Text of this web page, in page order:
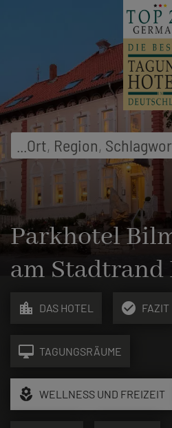
Ort, Region,
Parkhotel
am Stadtrand
location_city DAS HOTEL check_circle FAZIT
desktop_mac TAGUNGSRÄUME
local_florist WELLNESS UND FREIZEIT